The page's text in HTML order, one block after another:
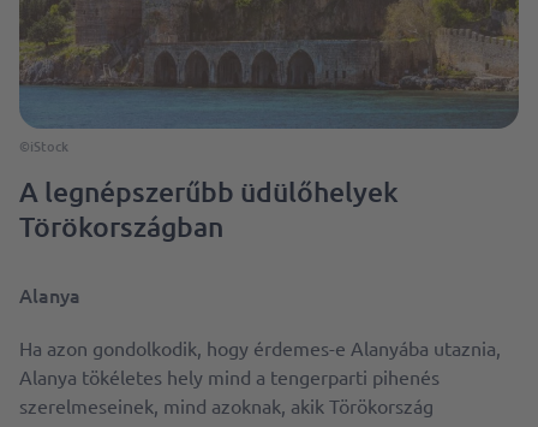
©iStock
A legnépszerűbb üdülőhelyek
Törökországban
Alanya
Ha azon gondolkodik, hogy érdemes-e Alanyába utaznia,
Alanya tökéletes hely mind a tengerparti pihenés
szerelmeseinek, mind azoknak, akik Törökország